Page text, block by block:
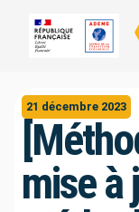
21 décembre 2023
mise à